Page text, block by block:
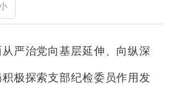
治党向基层延伸、向纵深
极探索支部纪检委员作用发